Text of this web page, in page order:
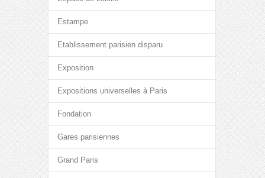
Estampe
Etablissement parisien disparu
Exposition
Expositions universelles à Paris
Fondation
Gares parisiennes
Grand Paris